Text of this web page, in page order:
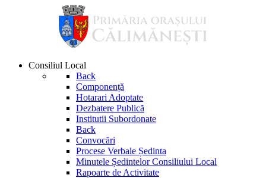
Consiliul Local
Back
Componență
Hotarari Adoptate
Dezbatere Publică
Institutii Subordonate
Back
Convocări
Procese Verbale Ședinta
Minutele Ședintelor Consiliului Local
Rapoarte de Activitate